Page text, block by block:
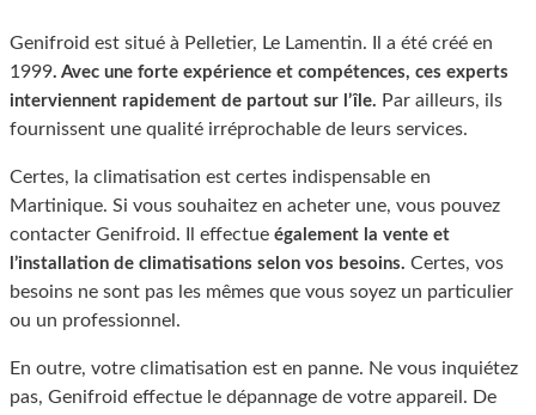
Genifroid est situé à Pelletier, Le Lamentin. Il a été créé en
1999. Avec une forte expérience et compétences, ces experts
interviennent rapidement de partout sur l’île. Par ailleurs, ils
fournissent une qualité irréprochable de leurs services.
Certes, la climatisation est certes indispensable en
Martinique. Si vous souhaitez en acheter une, vous pouvez
contacter Genifroid. Il effectue également la vente et
l’installation de climatisations selon vos besoins. Certes, vos
besoins ne sont pas les mêmes que vous soyez un particulier
ou un professionnel.
En outre, votre climatisation est en panne. Ne vous inquiétez
pas, Genifroid effectue le dépannage de votre appareil. De